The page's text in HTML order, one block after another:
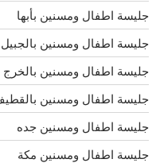
جليسة اطفال ومسنين بأبها
جليسة اطفال ومسنين بالجبيل
جليسة اطفال ومسنين بالخرج
جليسة اطفال ومسنين
جليسة اطفال ومسنين جده
جليسة اطفال ومسنين مكة